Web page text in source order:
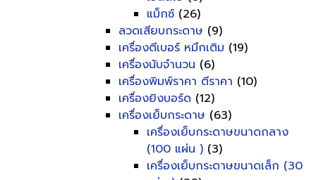
แม็กซ์ (26)
ลวดเสียบกระดาษ (9)
เครื่องตีเบอร์ หมึกเติม (19)
เครื่องนับจำนวน (6)
เครื่องพิมพ์ราคา ตีราคา (10)
เครื่องยิงบอร์ด (12)
เครื่องเย็บกระดาษ (63)
เครื่องเย็บกระดาษขนาดกลาง
(100 แผ่น ) (3)
เครื่องเย็บกระดาษขนาดเล็ก (30